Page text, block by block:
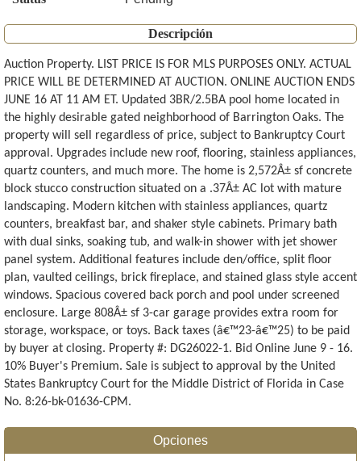
Descripción
Auction Property. LIST PRICE IS FOR MLS PURPOSES ONLY. ACTUAL
PRICE WILL BE DETERMINED AT AUCTION. ONLINE AUCTION ENDS
JUNE 16 AT 11 AM ET. Updated 3BR/2.5BA pool home located in
the highly desirable gated neighborhood of Barrington Oaks. The
property will sell regardless of price, subject to Bankruptcy Court
approval. Upgrades include new roof, flooring, stainless appliances,
quartz counters, and much more. The home is 2,572Â± sf concrete
block stucco construction situated on a .37Â± AC lot with mature
landscaping. Modern kitchen with stainless appliances, quartz
counters, breakfast bar, and shaker style cabinets. Primary bath
with dual sinks, soaking tub, and walk-in shower with jet shower
panel system. Additional features include den/office, split floor
plan, vaulted ceilings, brick fireplace, and stained glass style accent
windows. Spacious covered back porch and pool under screened
enclosure. Large 808Â± sf 3-car garage provides extra room for
storage, workspace, or toys. Back taxes (â€™23-â€™25) to be paid
by buyer at closing. Property #: DG26022-1. Bid Online June 9 - 16.
10% Buyer's Premium. Sale is subject to approval by the United
States Bankruptcy Court for the Middle District of Florida in Case
No. 8:26-bk-01636-CPM.
Opciones